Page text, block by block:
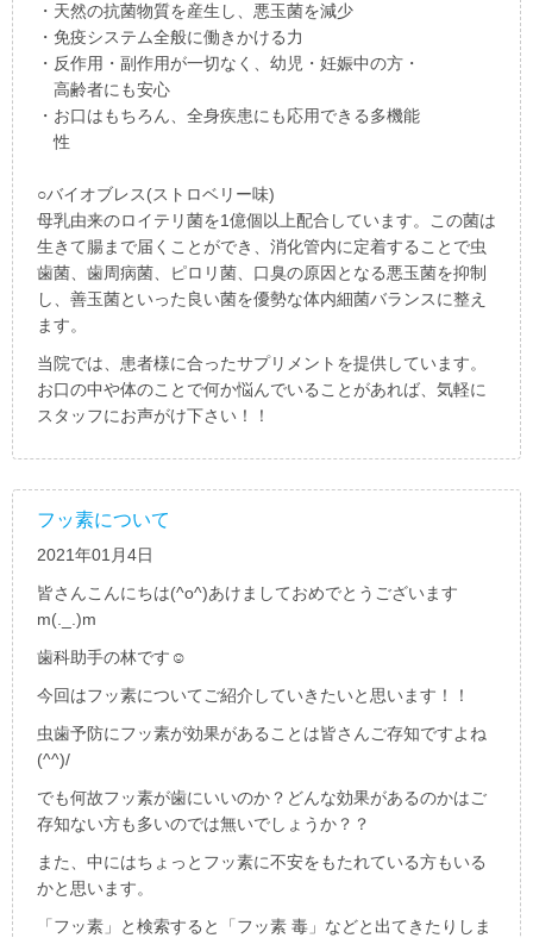
・天然の抗菌物質を産生し、悪玉菌を減少
・免疫システム全般に働きかける力
・反作用・副作用が一切なく、幼児・妊娠中の方・
高齢者にも安心
・お口はもちろん、全身疾患にも応用できる多機能
性
○バイオブレス(ストロベリー味)
母乳由来のロイテリ菌を1億個以上配合しています。この菌は
生きて腸まで届くことができ、消化管内に定着することで虫
歯菌、歯周病菌、ピロリ菌、口臭の原因となる悪玉菌を抑制
し、善玉菌といった良い菌を優勢な体内細菌バランスに整え
ます。
当院では、患者様に合ったサプリメントを提供しています。
お口の中や体のことで何か悩んでいることがあれば、気軽に
スタッフにお声がけ下さい！！
フッ素について
2021年01月4日
皆さんこんにちは(^o^)あけましておめでとうございます
m(._.)m
歯科助手の林です︎︎ ☺︎
今回はフッ素についてご紹介していきたいと思います！！
虫歯予防にフッ素が効果があることは皆さんご存知ですよね
(^^)/
でも何故フッ素が歯にいいのか？どんな効果があるのかはご
存知ない方も多いのでは無いでしょうか？？
また、中にはちょっとフッ素に不安をもたれている方もいる
かと思います。
「フッ素」と検索すると「フッ素 毒」などと出てきたりしま